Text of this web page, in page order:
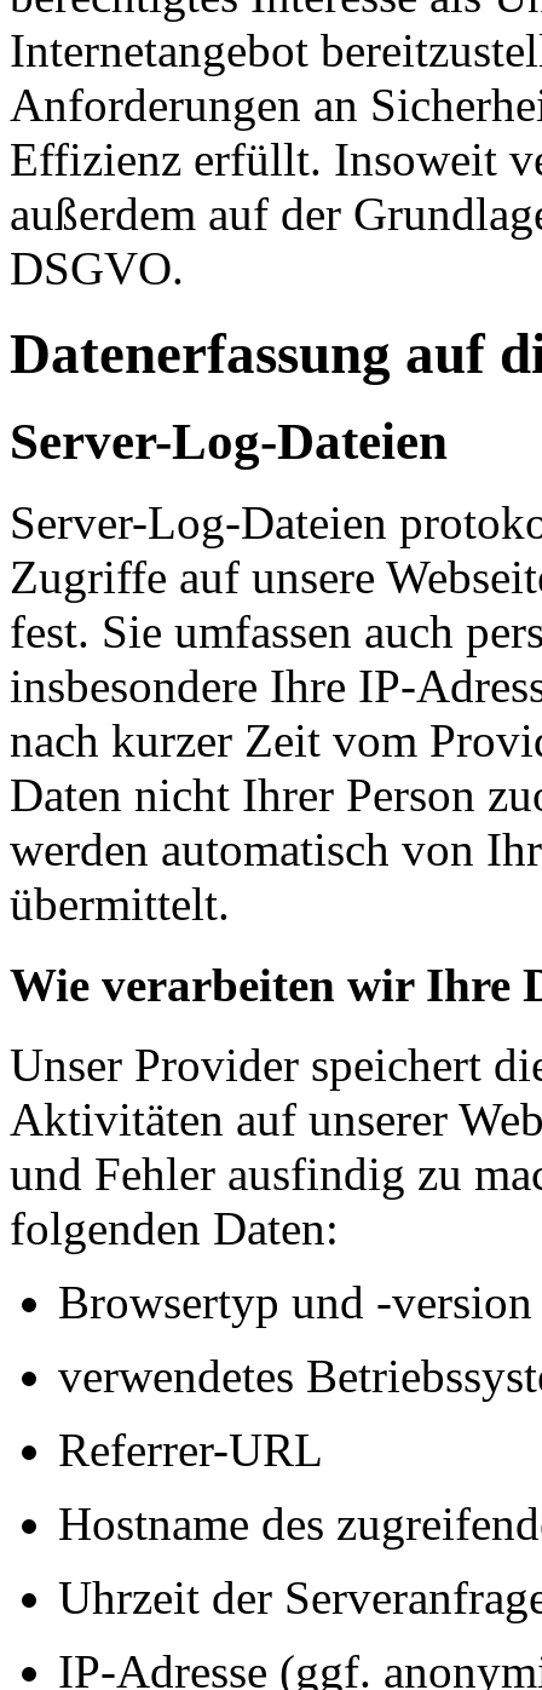
Internetangebot
Anforderungen an
Effizienz erfüllt. Insoweit
außerdem auf der
DSGVO.
Datenerfassung auf
Server-Log-Dateien
Server-Log-Dateien
Zugriffe auf unsere
fest. Sie umfassen auch
insbesondere Ihre IP-
nach kurzer Zeit vom
Daten nicht Ihrer Person
werden automatisch von
übermittelt.
Wie verarbeiten wir Ihre
Unser Provider speichert
Aktivitäten auf unserer
und Fehler ausfindig zu
folgenden Daten:
Browsertyp und -version
verwendetes
Referrer-URL
Hostname des
Uhrzeit der
IP-Adresse (ggf.